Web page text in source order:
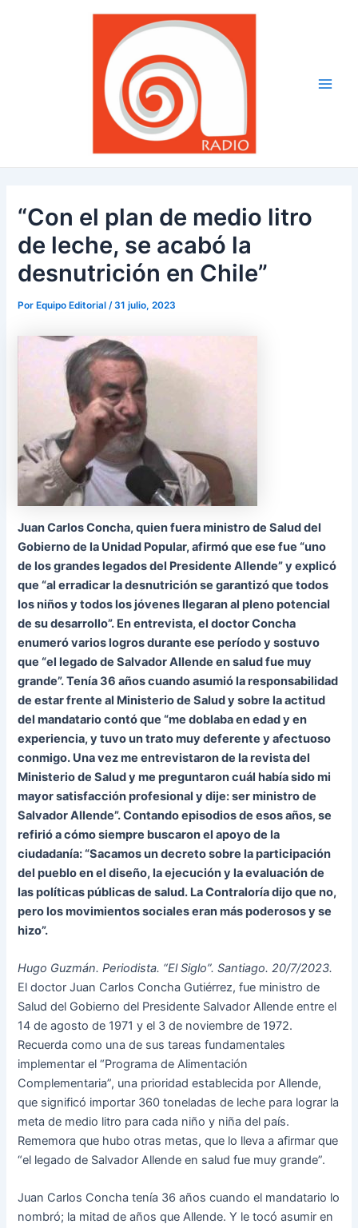
“Con el plan de medio litro
de leche, se acabó la
desnutrición en Chile”
Por Equipo Editorial/31 julio, 2023
Juan Carlos Concha, quien fuera ministro de Salud del
Gobierno de la Unidad Popular, afirmó que ese fue “uno
de los grandes legados del Presidente Allende” y explicó
que “al erradicar la desnutrición se garantizó que todos
los niños y todos los jóvenes llegaran al pleno potencial
de su desarrollo”. En entrevista, el doctor Concha
enumeró varios logros durante ese período y sostuvo
que “el legado de Salvador Allende en salud fue muy
grande”. Tenía 36 años cuando asumió la responsabilidad
de estar frente al Ministerio de Salud y sobre la actitud
del mandatario contó que “me doblaba en edad y en
experiencia, y tuvo un trato muy deferente y afectuoso
conmigo. Una vez me entrevistaron de la revista del
Ministerio de Salud y me preguntaron cuál había sido mi
mayor satisfacción profesional y dije: ser ministro de
Salvador Allende”. Contando episodios de esos años, se
refirió a cómo siempre buscaron el apoyo de la
ciudadanía: “Sacamos un decreto sobre la participación
del pueblo en el diseño, la ejecución y la evaluación de
las políticas públicas de salud. La Contraloría dijo que no,
pero los movimientos sociales eran más poderosos y se
hizo”.
Hugo Guzmán. Periodista. “El Siglo”. Santiago. 20/7/2023.
El doctor Juan Carlos Concha Gutiérrez, fue ministro de
Salud del Gobierno del Presidente Salvador Allende entre el
14 de agosto de 1971 y el 3 de noviembre de 1972.
Recuerda como una de sus tareas fundamentales
implementar el “Programa de Alimentación
Complementaria”, una prioridad establecida por Allende,
que significó importar 360 toneladas de leche para lograr la
meta de medio litro para cada niño y niña del país.
Rememora que hubo otras metas, que lo lleva a afirmar que
“el legado de Salvador Allende en salud fue muy grande”.
Juan Carlos Concha tenía 36 años cuando el mandatario lo
nombró; la mitad de años que Allende. Y le tocó asumir en